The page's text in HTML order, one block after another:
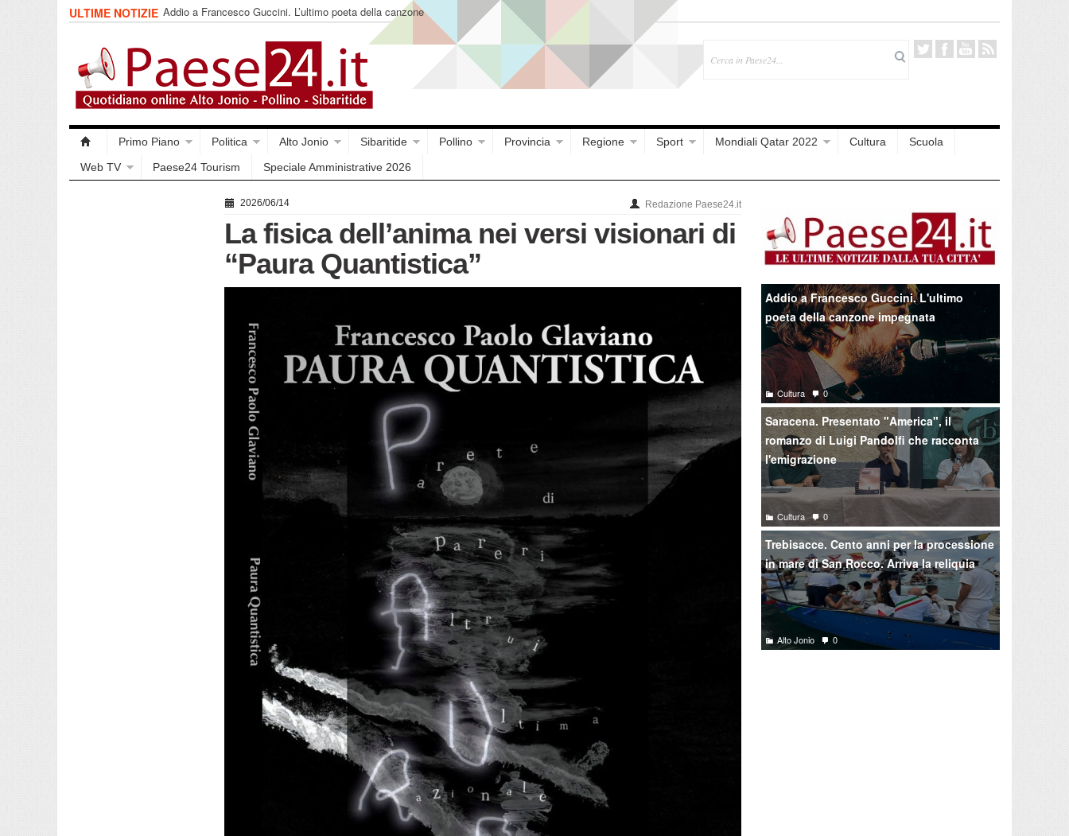
ULTIME NOTIZIE Addio a Francesco Guccini. L’ultimo poeta della canzone
impegnata
Primo Piano Politica Alto Jonio Sibaritide Pollino Provincia Regione Sport Mondiali Qatar 2022 Cultura
Scuola
Web TV
Paese24 Tourism Speciale Amministrative 2026
2026/06/14 Redazione Paese24.it
La fisica dell’anima nei versi visionari di
“Paura Quantistica”
Addio a Francesco Guccini. L'ultimo
poeta della canzone impegnata
Cultura 0
Saracena. Presentato "America", il
romanzo di Luigi Pandolfi che racconta
l'emigrazione
Cultura 0
Trebisacce. Cento anni per la processione
in mare di San Rocco. Arriva la reliquia
Alto Jonio 0